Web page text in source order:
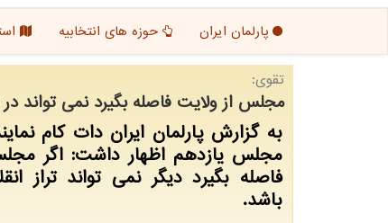
پارلمان ایران حوزه های انتخابیه
تقوی:
مجلس از ولایت فاصله بگیرد نمی تواند در
به گزارش پارلمان ایران دات كام
مجلس یازدهم اظهار داشت: اگر
فاصله بگیرد دیگر نمی تواند تراز
باشد.